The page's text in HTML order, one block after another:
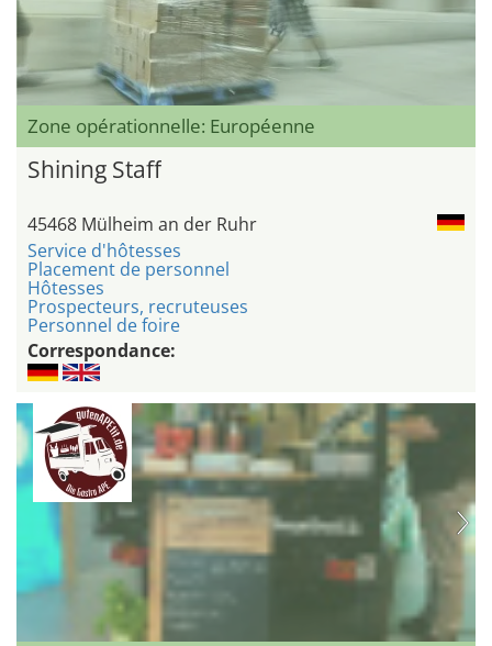
Zone opérationnelle: Européenne
Shining Staff
45468 Mülheim an der Ruhr
Service d'hôtesses
Placement de personnel
Hôtesses
Prospecteurs, recruteuses
Personnel de foire
Correspondance: